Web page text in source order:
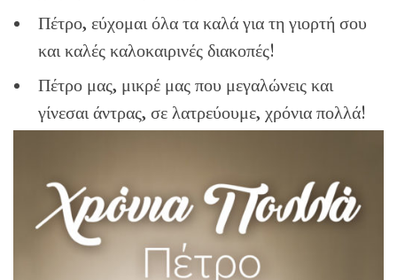
Πέτρο, εύχομαι όλα τα καλά για τη γιορτή σου
και καλές καλοκαιρινές διακοπές!
Πέτρο μας, μικρέ μας που μεγαλώνεις και
γίνεσαι άντρας, σε λατρεύουμε, χρόνια πολλά!